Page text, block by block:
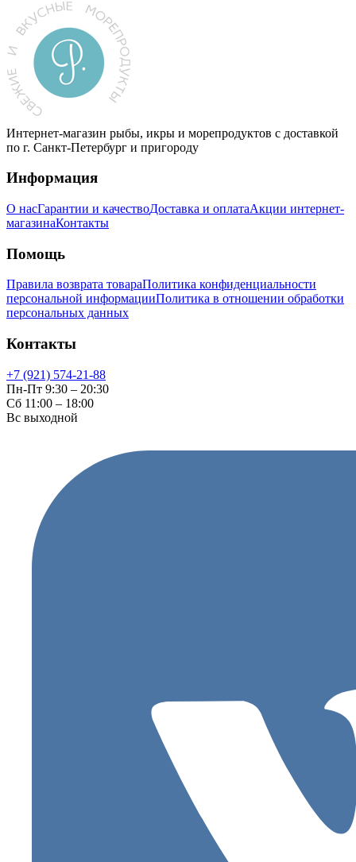
Интернет-магазин рыбы, икры и морепродуктов с доставкой
по г. Санкт-Петербург и пригороду
Информация
О насГарантии и качествоДоставка и оплатаАкции интернет-
магазинаКонтакты
Помощь
Правила возврата товараПолитика конфиденциальности
персональной информацииПолитика в отношении обработки
персональных данных
Контакты
+7 (921) 574-21-88
Пн-Пт 9:30 – 20:30
Сб 11:00 – 18:00
Вс выходной